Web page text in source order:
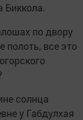
по двору
полоть, все это
солнца
у Габдулхая